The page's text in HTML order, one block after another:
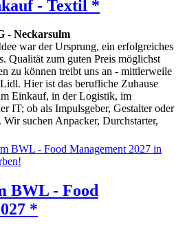
- Textil *
- Neckarsulm
war der Ursprung, ein erfolgreiches
Qualität zum guten Preis möglichst
zu können treibt uns an - mittlerweile
Hier ist das berufliche Zuhause
Einkauf, in der Logistik, im
IT; ob als Impulsgeber, Gestalter oder
suchen Anpacker, Durchstarter,
BWL - Food
*